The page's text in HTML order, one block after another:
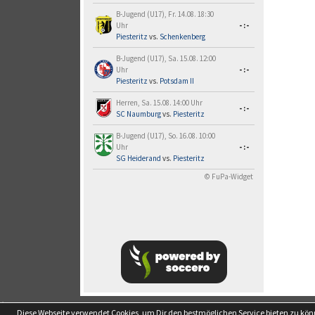
B-Jugend (U17), Fr. 14.08. 18:30
Uhr
Piesteritz vs. Schenkenberg
-:-
B-Jugend (U17), Sa. 15.08. 12:00
Uhr
Piesteritz vs. Potsdam II
-:-
Herren, Sa. 15.08. 14:00 Uhr
SC Naumburgvs. Piesteritz
-:-
B-Jugend (U17), So. 16.08. 10:00
Uhr
SG Heiderand vs. Piesteritz
-:-
© FuPa-Widget
soccero.de
Diese Webseite verwendet Cookies, um Dir den bestmöglichen Service bieten zu